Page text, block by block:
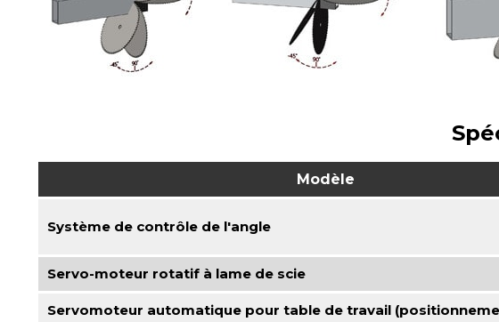
Modèle
Système de contrôle de l'angle
Servo-moteur rotatif à lame de scie
Servomoteur automatique pour table de travail